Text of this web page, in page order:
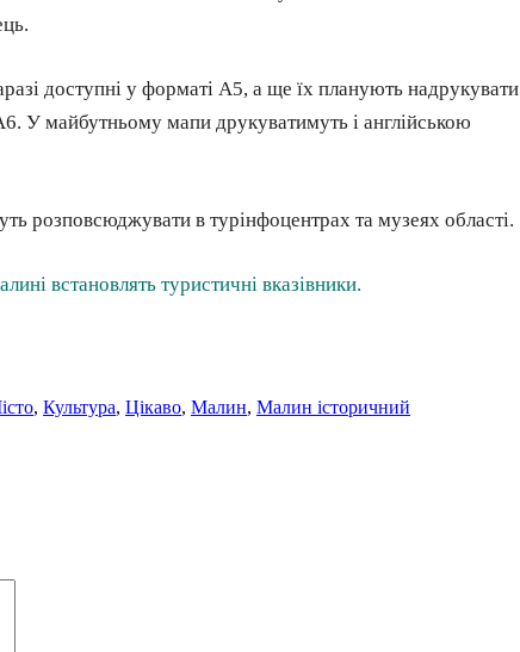
доступні у форматі А5, а ще їх планують надрукувати
У майбутньому мапи друкуватимуть і англійською
розповсюджувати в турінфоцентрах та музеях області.
встановлять туристичні вказівники.
, Культура, Цікаво, Малин, Малин історичний